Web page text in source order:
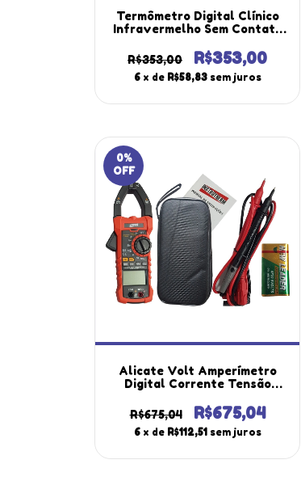
Termômetro Digital Clínico
Infravermelho Sem Contato
Corpo Humano Tic-100
Portátil Certificado
R$353,00 R$353,00
6 x de R$58,83 sem juros
0%
OFF
Alicate Volt Amperímetro
Digital Corrente Tensão
Va-901 Portátil Instrutherm
Com Estojo
R$675,04 R$675,04
6 x de R$112,51 sem juros